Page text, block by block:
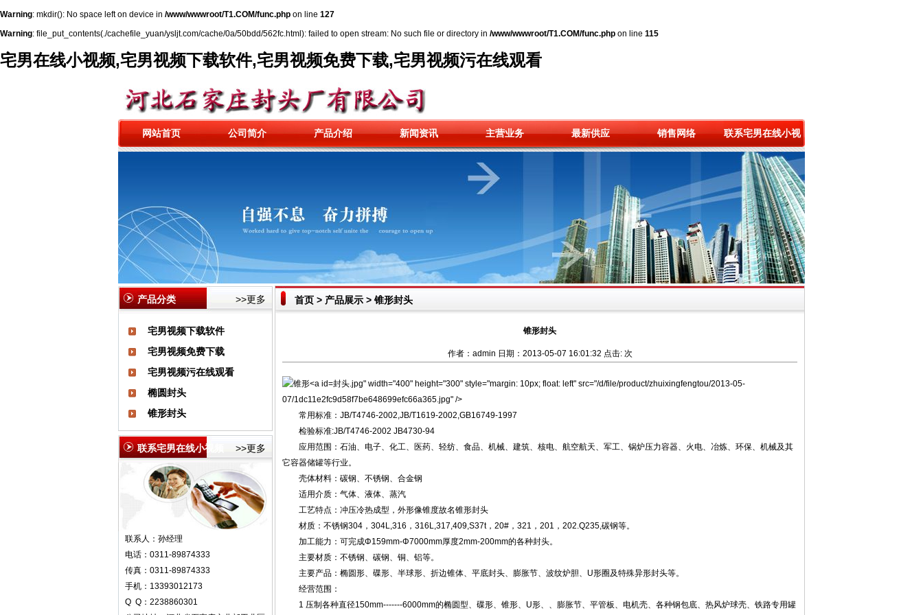
Warning: mkdir(): No space left on device in /www/wwwroot/T1.COM/func.php on line 127
Warning: file_put_contents(./cachefile_yuan/ysljt.com/cache/0a/50bdd/562fc.html): failed to open stream: No such file or directory in /www/wwwroot/T1.COM/func.php on line 115
宅男在线小视频,宅男视频下载软件,宅男视频免费下载,宅男视频污在线观看
网站首页 公司简介 产品介绍 新闻资讯 主营业务 最新供应 销售网络 联系宅男在线小视
频
>>更多
产品分类
宅男视频下载软件
宅男视频免费下载
宅男视频污在线观看
椭圆封头
锥形封头
>>更多
联系宅男在线小视频
联系人：孙经理
电话：0311-89874333
传真：0311-89874333
手机：13393012173
Q Q：2238860301
首页 > 产品展示 > 锥形封头
锥形封头
作者：admin 日期：2013-05-07 16:01:32 点击:次
封头.jpg" width="400" height="300" style="margin: 10px; float: left" src="/d/file/product/zhuixingfengtou/2013-05-
07/1dc11e2fc9d58f7be648699efc66a365.jpg" />
常用标准：JB/T4746-2002,JB/T1619-2002,GB16749-1997
检验标准:JB/T4746-2002 JB4730-94
应用范围：石油、电子、化工、医药、轻纺、食品、机械、建筑、核电、航空航天、军工、锅炉压力容器、火电、冶炼、环保、机械及其
它容器储罐等行业。
壳体材料：碳钢、不锈钢、合金钢
适用介质：气体、液体、蒸汽
工艺特点：冲压冷热成型，外形像锥度故名锥形封头
材质：不锈钢304，304L,316，316L,317,409,S37t，20#，321，201，202.Q235,碳钢等。
加工能力：可完成Φ159mm-Φ7000mm厚度2mm-200mm的各种封头。
主要材质：不锈钢、碳钢、铜、铝等。
主要产品：椭圆形、碟形、半球形、折边锥体、平底封头、膨胀节、波纹炉胆、U形圈及特殊异形封头等。
经营范围：
1 压制各种直径150mm-------6000mm的椭圆型、碟形、锥形、U形、、膨胀节、平管板、电机壳、各种钢包底、热风炉球壳、铁路专用罐